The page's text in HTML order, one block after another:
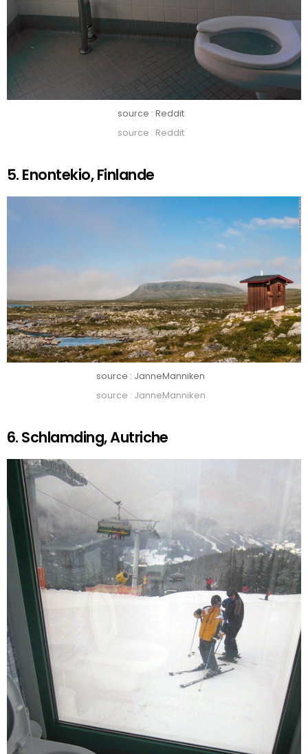
source : Reddit
source : Reddit
5. Enontekio, Finlande
source : JanneManniken
source : JanneManniken
6. Schlamding, Autriche